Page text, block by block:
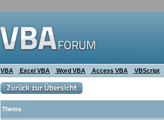
VBA Excel VBA Word VBA Access VBA VBScript
Thema